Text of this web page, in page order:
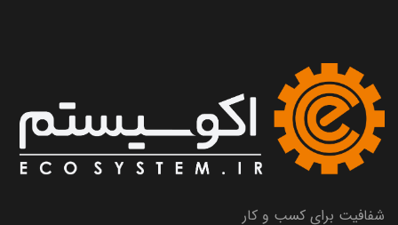
شفافیت برای کسب و کار